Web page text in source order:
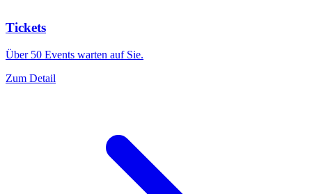
Tickets
Über 50 Events warten auf Sie.
Zum Detail